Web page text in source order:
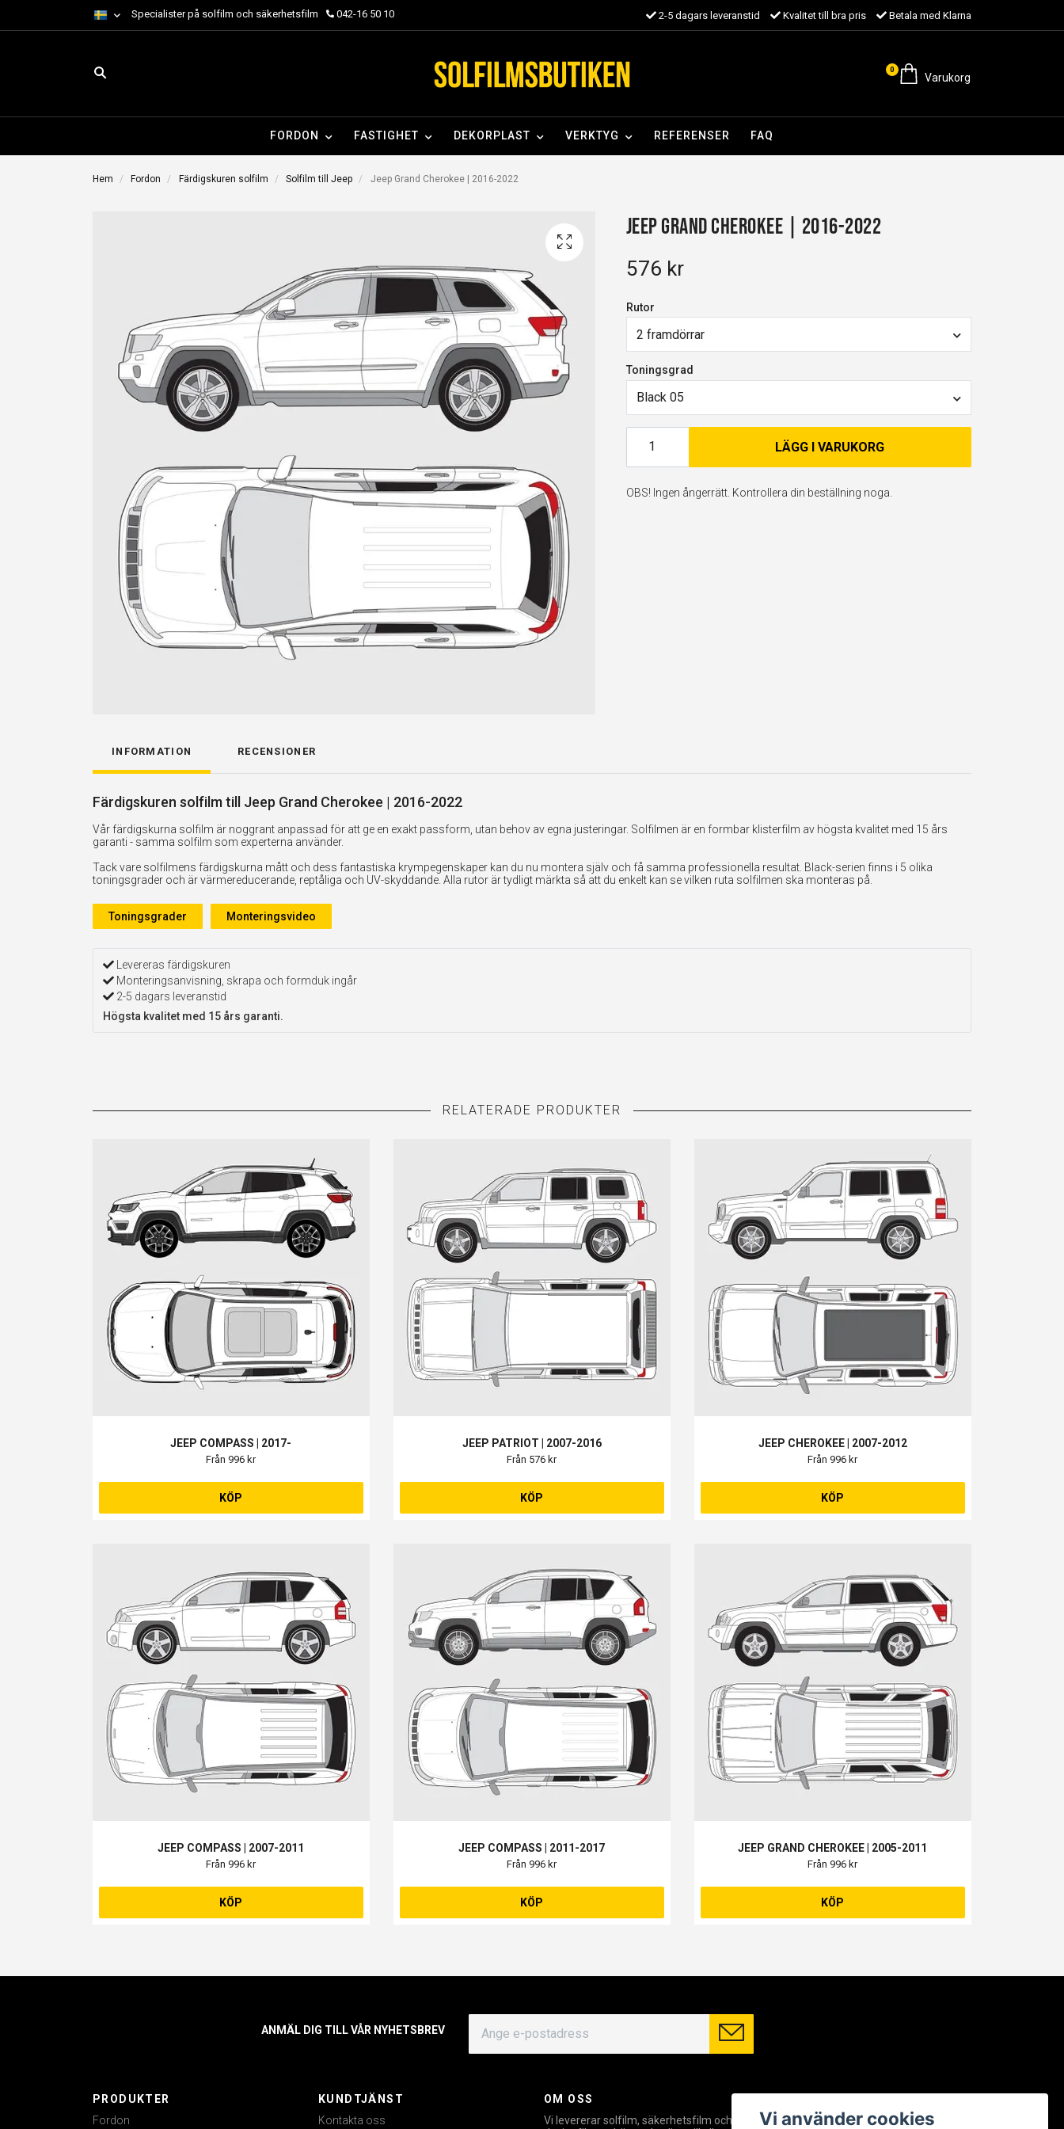
Specialister på solfilm och säkerhetsfilm 042-16 50 10 2-5 dagars leveranstid Kvalitet till bra pris Betala med Klarna
0
Varukorg
FORDON FASTIGHET DEKORPLAST VERKTYG REFERENSER FAQ
Hem Fordon Färdigskuren solfilm Solfilm till Jeep Jeep Grand Cherokee | 2016-2022
Jeep Grand Cherokee | 2016-2022
576 kr
Rutor
2 framdörrar
Toningsgrad
Black 05
LÄGG I VARUKORG
OBS! Ingen ångerrätt. Kontrollera din beställning noga.
INFORMATION RECENSIONER
Färdigskuren solfilm till Jeep Grand Cherokee | 2016-2022
Vår färdigskurna solfilm är noggrant anpassad för att ge en exakt passform, utan behov av egna justeringar. Solfilmen är en formbar klisterfilm av högsta kvalitet med 15 års
garanti - samma solfilm som experterna använder.
Tack vare solfilmens färdigskurna mått och dess fantastiska krympegenskaper kan du nu montera själv och få samma professionella resultat. Black-serien finns i 5 olika
toningsgrader och är värmereducerande, reptåliga och UV-skyddande. Alla rutor är tydligt märkta så att du enkelt kan se vilken ruta solfilmen ska monteras på.
Toningsgrader Monteringsvideo
Levereras färdigskuren
Monteringsanvisning, skrapa och formduk ingår
2-5 dagars leveranstid
Högsta kvalitet med 15 års garanti.
JEEP COMPASS | 2017-
Från 996 kr
KÖP
JEEP PATRIOT | 2007-2016
Från 576 kr
KÖP
JEEP CHEROKEE | 2007-2012
Från 996 kr
KÖP
JEEP COMPASS | 2007-2011
Från 996 kr
KÖP
JEEP COMPASS | 2011-2017
Från 996 kr
KÖP
JEEP GRAND CHEROKEE | 2005-2011
Från 996 kr
KÖP
ANMÄL DIG TILL VÅR NYHETSBREV
PRODUKTER
Fordon
KUNDTJÄNST
Kontakta oss
OM OSS
Vi levererar solfilm, säkerhetsfilm och
Facebook
Vi använder cookies